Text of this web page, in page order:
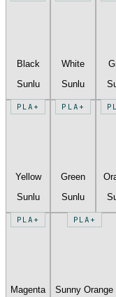
Black
Sunlu
White
Sunlu
PLA+
Yellow
Sunlu
PLA+
Green
Sunlu
PLA+
Magenta
PLA+
Sunny Orange